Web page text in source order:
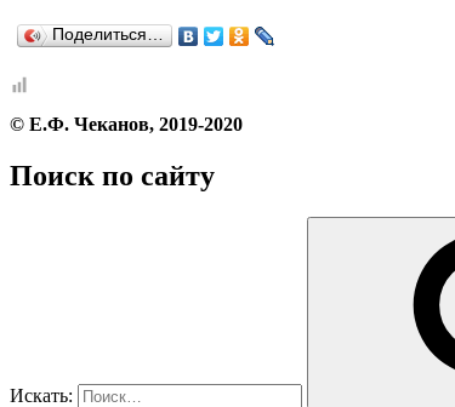
Поделиться…
© Е.Ф. Чеканов, 2019-2020
Поиск по сайту
Искать: